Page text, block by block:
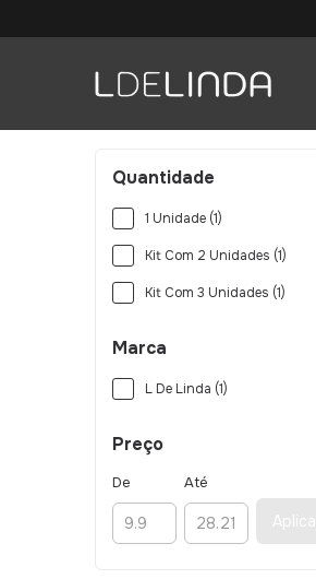
Quantidade
1 Unidade (1)
Kit Com 2 Unidades (1)
Kit Com 3 Unidades (1)
Marca
L De Linda (1)
Preço
De Até